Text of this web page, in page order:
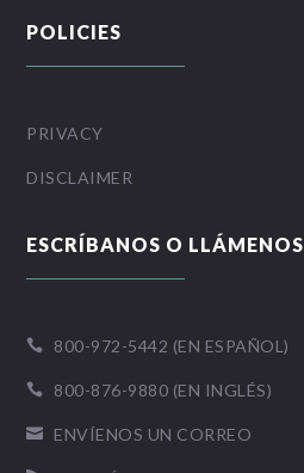
POLICIES
PRIVACY
DISCLAIMER
ESCRÍBANOS O LLÁMENOS
 800-972-5442 (EN ESPAÑOL)
 800-876-9880 (EN INGLÉS)
 ENVÍENOS UN CORREO